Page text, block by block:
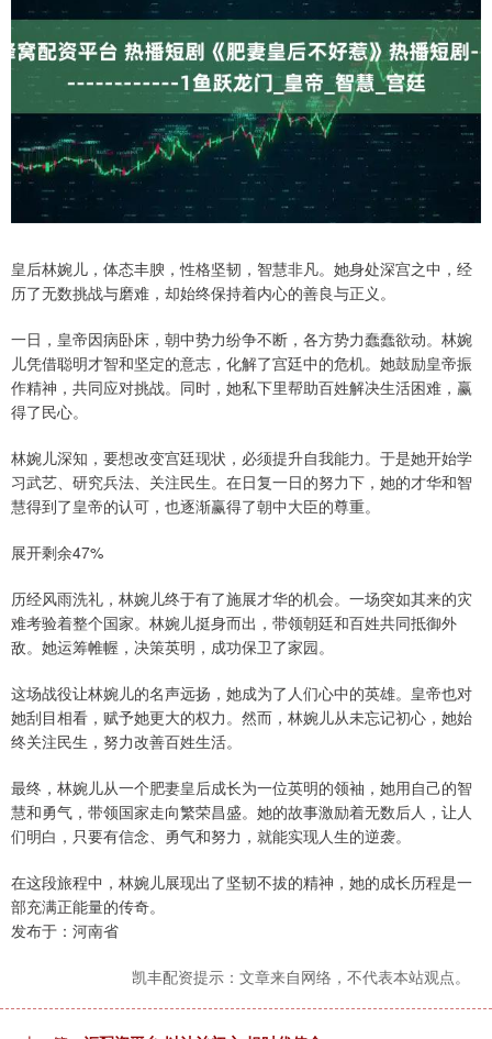
皇后林婉儿，体态丰腴，性格坚韧，智慧非凡。她身处深宫之中，经
历了无数挑战与磨难，却始终保持着内心的善良与正义。
一日，皇帝因病卧床，朝中势力纷争不断，各方势力蠢蠢欲动。林婉
儿凭借聪明才智和坚定的意志，化解了宫廷中的危机。她鼓励皇帝振
作精神，共同应对挑战。同时，她私下里帮助百姓解决生活困难，赢
得了民心。
林婉儿深知，要想改变宫廷现状，必须提升自我能力。于是她开始学
习武艺、研究兵法、关注民生。在日复一日的努力下，她的才华和智
慧得到了皇帝的认可，也逐渐赢得了朝中大臣的尊重。
展开剩余47%
历经风雨洗礼，林婉儿终于有了施展才华的机会。一场突如其来的灾
难考验着整个国家。林婉儿挺身而出，带领朝廷和百姓共同抵御外
敌。她运筹帷幄，决策英明，成功保卫了家园。
这场战役让林婉儿的名声远扬，她成为了人们心中的英雄。皇帝也对
她刮目相看，赋予她更大的权力。然而，林婉儿从未忘记初心，她始
终关注民生，努力改善百姓生活。
最终，林婉儿从一个肥妻皇后成长为一位英明的领袖，她用自己的智
慧和勇气，带领国家走向繁荣昌盛。她的故事激励着无数后人，让人
们明白，只要有信念、勇气和努力，就能实现人生的逆袭。
在这段旅程中，林婉儿展现出了坚韧不拔的精神，她的成长历程是一
部充满正能量的传奇。
发布于：河南省
凯丰配资提示：文章来自网络，不代表本站观点。